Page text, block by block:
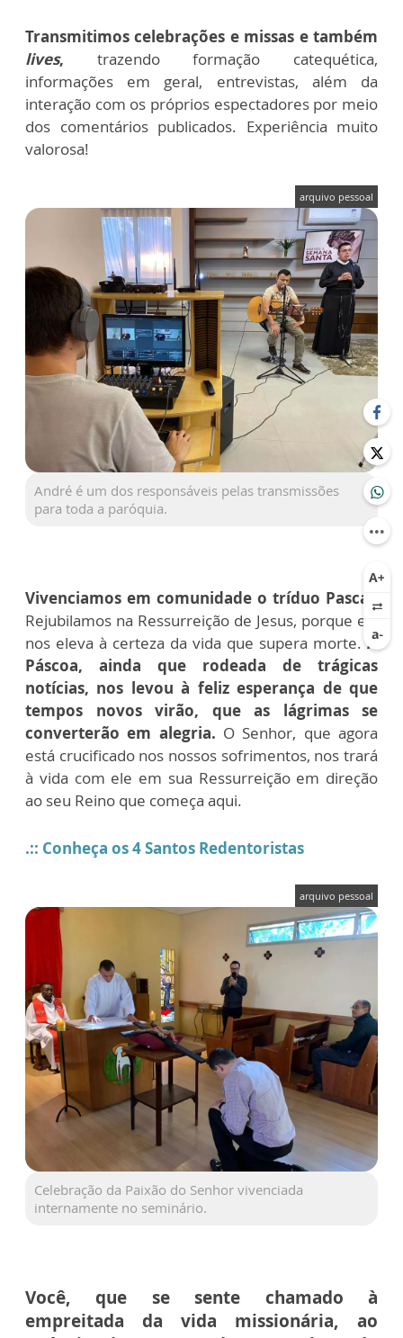
Transmitimos celebrações e missas e também
lives, trazendo formação catequética,
informações em geral, entrevistas, além da
interação com os próprios espectadores por meio
dos comentários publicados. Experiência muito
valorosa!
arquivo pessoal
André é um dos responsáveis pelas transmissões
para toda a paróquia.
Vivenciamos em comunidade o tríduo Pascal.
Rejubilamos na Ressurreição de Jesus, porque ela
nos eleva à certeza da vida que supera morte.A
Páscoa, ainda que rodeada de trágicas
notícias, nos levou à feliz esperança de que
tempos novos virão, que as lágrimas se
converterão em alegria. O Senhor, que agora
está crucificado nos nossos sofrimentos, nos trará
à vida com ele em sua Ressurreição em direção
ao seu Reino que começa aqui.
.:: Conheça os 4 Santos Redentoristas
arquivo pessoal
Celebração da Paixão do Senhor vivenciada
internamente no seminário.
Você, que se sente chamado à
empreitada da vida missionária, ao